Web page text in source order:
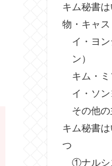
キム秘書
物・キャ
イ・ヨ
ン）
キム・ミ
イ・ソン
その他
キム秘書
つ
①ナルシ